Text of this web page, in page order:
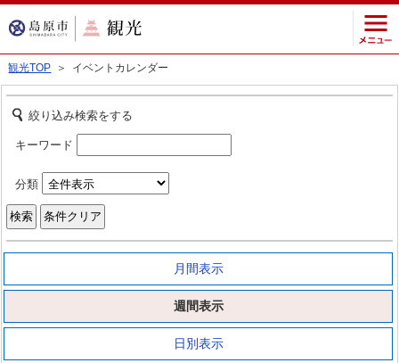
観光TOP ＞ イベントカレンダー
絞り込み検索をする
キーワード
分類
月間表示
週間表示
日別表示